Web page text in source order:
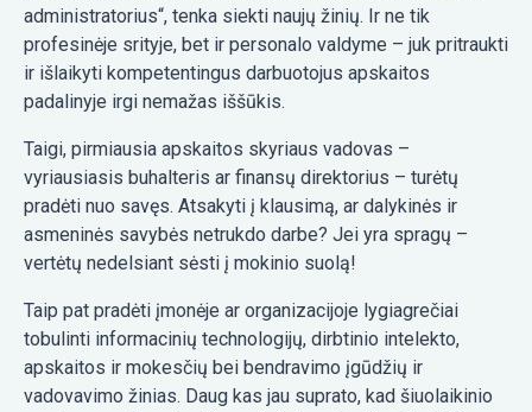
administratorius“, tenka siekti naujų žinių. Ir ne tik
profesinėje srityje, bet ir personalo valdyme – juk pritraukti
ir išlaikyti kompetentingus darbuotojus apskaitos
padalinyje irgi nemažas iššūkis.
Taigi, pirmiausia apskaitos skyriaus vadovas –
vyriausiasis buhalteris ar finansų direktorius – turėtų
pradėti nuo savęs. Atsakyti į klausimą, ar dalykinės ir
asmeninės savybės netrukdo darbe? Jei yra spragų –
vertėtų nedelsiant sėsti į mokinio suolą!
Taip pat pradėti įmonėje ar organizacijoje lygiagrečiai
tobulinti informacinių technologijų, dirbtinio intelekto,
apskaitos ir mokesčių bei bendravimo įgūdžių ir
vadovavimo žinias. Daug kas jau suprato, kad šiuolaikinio